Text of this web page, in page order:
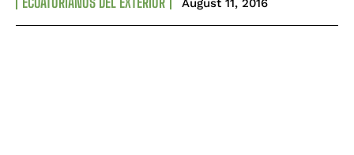
August 11, 2016